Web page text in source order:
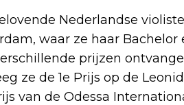
Nederlandse
waar ze haar
prijzen
ze de 1e Prijs op de
van de Odessa